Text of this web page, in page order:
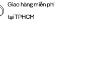
Giao hàng miễn phí
tại TPHCM